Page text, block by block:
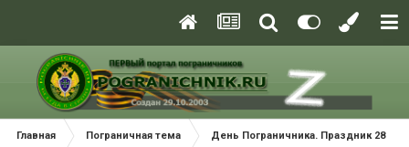
Главная Пограничная тема День Пограничника. Праздник 28 мая!